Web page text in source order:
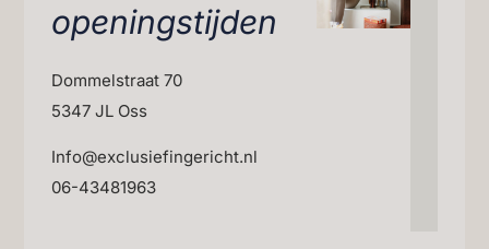
openingstijden
Dommelstraat 70
5347 JL Oss
Info@exclusiefingericht.nl
06-43481963